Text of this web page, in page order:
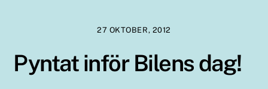
27 OKTOBER, 2012
Pyntat inför Bilens dag!